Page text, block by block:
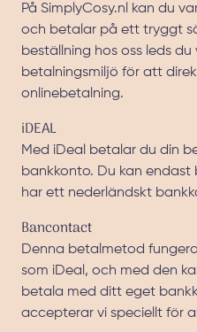
På SimplyCosy.nl kan du
och betalar på ett tryggt
beställning hos oss leds du
betalningsmiljö för att
onlinebetalning.
iDEAL
Med iDeal betalar du din
bankkonto. Du kan
har ett nederländskt
Bancontact
Denna betalmetod
som iDeal, och med den
betala med ditt eget
accepterar vi speciellt för